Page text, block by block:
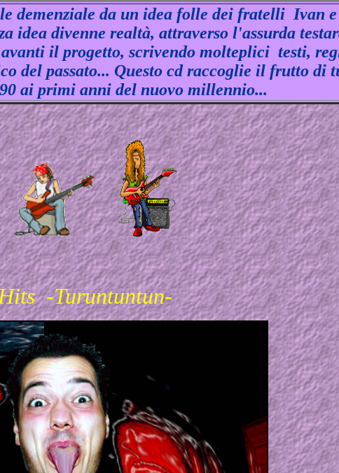
demenziale da un idea folle dei fratelli Ivan
idea divenne realtà, attraverso l'assurda
il progetto, scrivendo molteplici testi,
del passato... Questo cd raccoglie il frutto di
ai primi anni del nuovo millennio...
-Turuntuntun-